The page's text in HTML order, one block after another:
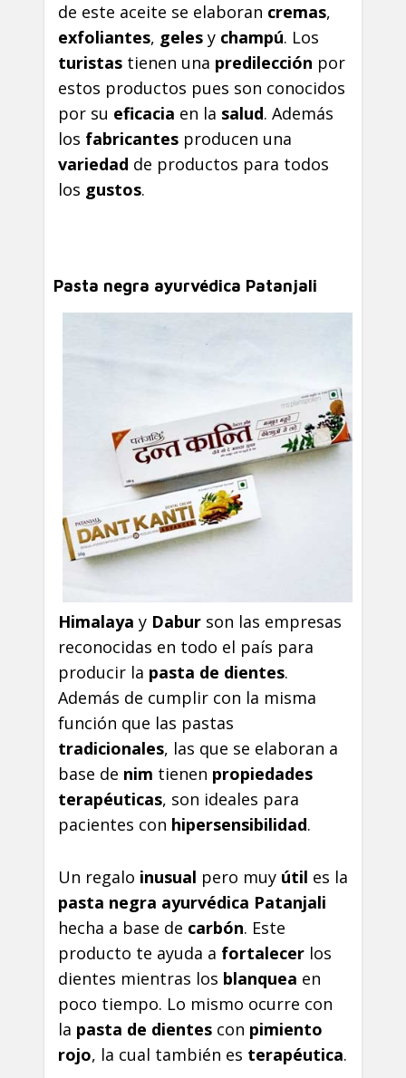
de este aceite se elaboran cremas,
exfoliantes, geles y champú. Los
turistas tienen una predilección por
estos productos pues son conocidos
por su eficacia en la salud. Además
los fabricantes producen una
variedad de productos para todos
los gustos.
Pasta negra ayurvédica Patanjali
Himalaya y Dabur son las empresas
reconocidas en todo el país para
producir la pasta de dientes.
Además de cumplir con la misma
función que las pastas
tradicionales, las que se elaboran a
base de nim tienen propiedades
terapéuticas, son ideales para
pacientes con hipersensibilidad.
Un regalo inusual pero muy útil es la
pasta negra ayurvédica Patanjali
hecha a base de carbón. Este
producto te ayuda a fortalecer los
dientes mientras los blanquea en
poco tiempo. Lo mismo ocurre con
la pasta de dientes con pimiento
rojo, la cual también es terapéutica.